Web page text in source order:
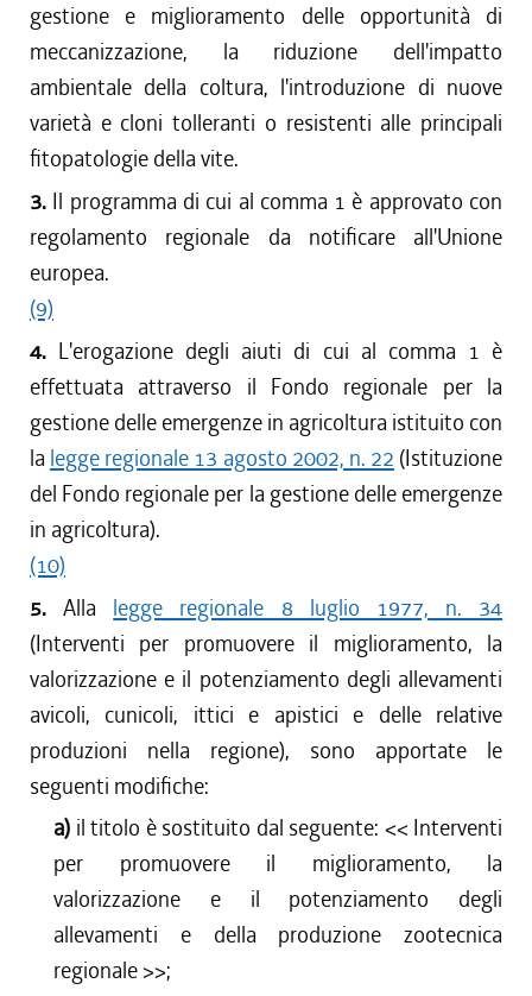
gestione e miglioramento delle opportunità di
meccanizzazione, la riduzione dell'impatto
ambientale della coltura, l'introduzione di nuove
varietà e cloni tolleranti o resistenti alle principali
fitopatologie della vite.
3. Il programma di cui al comma 1 è approvato con
regolamento regionale da notificare all'Unione
europea.
(9)
4. L'erogazione degli aiuti di cui al comma 1 è
effettuata attraverso il Fondo regionale per la
gestione delle emergenze in agricoltura istituito con
la legge regionale 13 agosto 2002, n. 22 (Istituzione
del Fondo regionale per la gestione delle emergenze
in agricoltura).
(10)
5.Alla legge regionale 8 luglio 1977, n. 34
(Interventi per promuovere il miglioramento, la
valorizzazione e il potenziamento degli allevamenti
avicoli, cunicoli, ittici e apistici e delle relative
produzioni nella regione), sono apportate le
seguenti modifiche:
a) il titolo è sostituito dal seguente: << Interventi
per promuovere il miglioramento, la
valorizzazione e il potenziamento degli
allevamenti e della produzione zootecnica
regionale>>;